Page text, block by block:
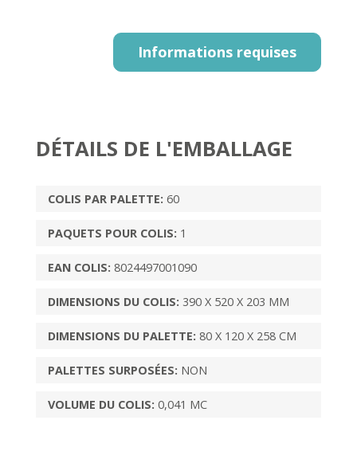
Informations requises
DÉTAILS DE L'EMBALLAGE
COLIS PAR PALETTE: 60
PAQUETS POUR COLIS: 1
EAN COLIS: 8024497001090
DIMENSIONS DU COLIS: 390 X 520 X 203 MM
DIMENSIONS DU PALETTE: 80 X 120 X 258 CM
PALETTES SURPOSÉES: NON
VOLUME DU COLIS: 0,041 MC